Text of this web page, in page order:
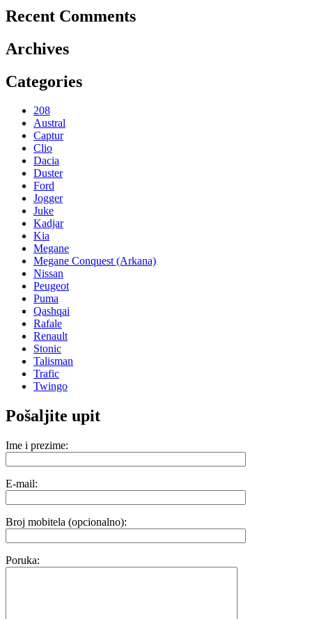
Recent Comments
Archives
Categories
208
Austral
Captur
Clio
Dacia
Duster
Ford
Jogger
Juke
Kadjar
Kia
Megane
Megane Conquest (Arkana)
Nissan
Peugeot
Puma
Qashqai
Rafale
Renault
Stonic
Talisman
Trafic
Twingo
Pošaljite upit
Ime i prezime:
E-mail:
Broj mobitela (opcionalno):
Poruka: